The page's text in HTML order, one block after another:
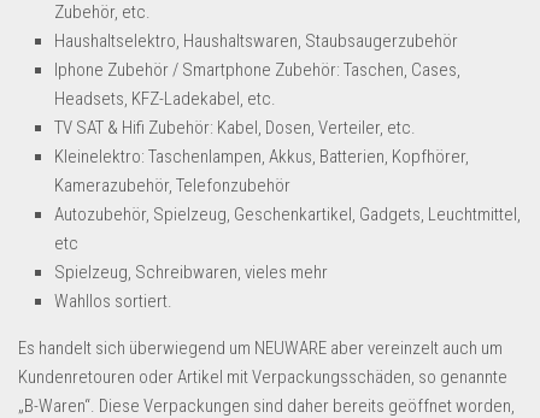
Sonderposten-Angebote
Saison & Eventprodkte
Dropshipping-Produkte
B2B Produkte
Grosshandel
Amazon
Aldi
Lidl
Kostenlos verkaufen
Anmelden
Zubehör, etc.
Haushaltselektro, Haushaltswaren, Staubsaugerzubehör
Iphone Zubehör / Smartphone Zubehör: Taschen, Cases,
Headsets, KFZ-Ladekabel, etc.
TV SAT & Hifi Zubehör: Kabel, Dosen, Verteiler, etc.
Kleinelektro: Taschenlampen, Akkus, Batterien, Kopfhörer,
Kamerazubehör, Telefonzubehör
Autozubehör, Spielzeug, Geschenkartikel, Gadgets, Leuchtmittel,
etc
Spielzeug, Schreibwaren, vieles mehr
Wahllos sortiert.
Es handelt sich überwiegend um NEUWARE aber vereinzelt auch um
Kundenretouren oder Artikel mit Verpackungsschäden, so genannte
„B-Waren“. Diese Verpackungen sind daher bereits geöffnet worden,